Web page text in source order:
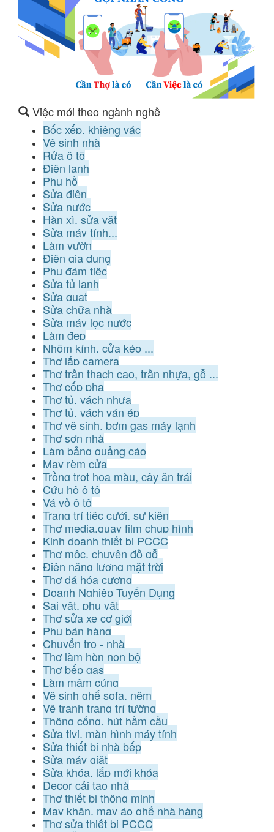
Việc mới theo ngành nghề
Bốc xếp, khiêng vác
Vệ sinh nhà
Rửa ô tô
Điện lạnh
Phụ hồ
Sửa điện
Sửa nước
Hàn xì, sửa vặt
Sửa máy tính...
Làm vườn
Điện gia dụng
Phụ đám tiệc
Sửa tủ lạnh
Sửa quạt
Sửa chữa nhà
Sửa máy lọc nước
Làm đẹp
Nhôm kính, cửa kéo ...
Thợ lắp camera
Thợ trần thạch cao, trần nhựa, gỗ ...
Thợ cốp pha
Thợ tủ, vách nhựa
Thợ tủ, vách ván ép
Thợ vệ sinh, bơm gas máy lạnh
Thợ sơn nhà
Làm bảng quảng cáo
May rèm cửa
Trồng trọt hoa màu, cây ăn trái
Cứu hộ ô tô
Vá vỏ ô tô
Trang trí tiệc cưới, sự kiện
Thợ media,quay film chụp hình
Kinh doanh thiết bị PCCC
Thợ mộc, chuyên đồ gỗ
Điện năng lượng mặt trời
Thợ đá hóa cương
Doanh Nghiệp Tuyển Dụng
Sai vặt, phụ vặt
Thợ sửa xe cơ giới
Phụ bán hàng
Chuyển trọ - nhà
Thợ làm hòn non bộ
Thợ bếp gas
Làm mâm cúng
Vệ sinh ghế sofa, nệm
Vẽ tranh trang trí tường
Thông cống, hút hầm cầu
Sửa tivi, màn hình máy tính
Sửa thiết bị nhà bếp
Sửa máy giặt
Sửa khóa, lắp mới khóa
Decor cải tạo nhà
Thợ thiết bị thông minh
May khăn, may áo ghế nhà hàng
Thợ sửa thiết bị PCCC